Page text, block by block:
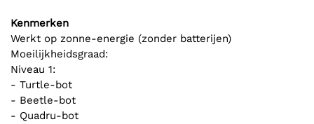
Kenmerken
Werkt op zonne-energie (zonder batterijen)
Moeilijkheidsgraad:
Niveau 1:
- Turtle-bot
- Beetle-bot
- Quadru-bot